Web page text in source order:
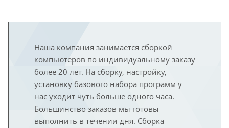
Наша компания занимается сборкой
компьютеров по индивидуальному заказу
более 20 лет. На сборку, настройку,
установку базового набора программ у
нас уходит чуть больше одного часа.
Большинство заказов мы готовы
выполнить в течении дня. Сборка